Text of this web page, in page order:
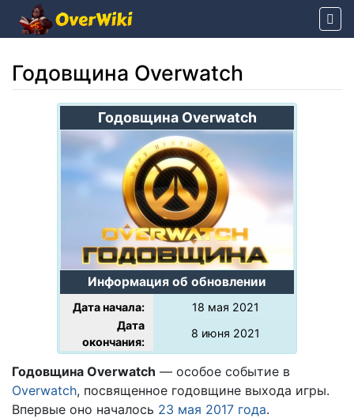
Годовщина Overwatch
Перейти к:навигация,поиск
Годовщина Overwatch
Информация об обновлении
Дата начала:
18 мая 2021
Дата
окончания:
8 июня 2021
Годовщина Overwatch — особое событие в
Overwatch, посвященное годовщине выхода игры.
Впервые оно началось 23 мая 2017 года.